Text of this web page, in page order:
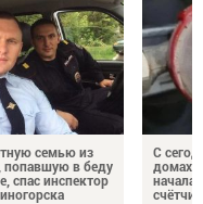
семью из
попавшую в беду
спас инспектор
С
домах